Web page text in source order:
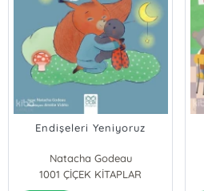
Endişeleri Yeniyoruz
Natacha Godeau
1001 ÇİÇEK KİTAPLAR